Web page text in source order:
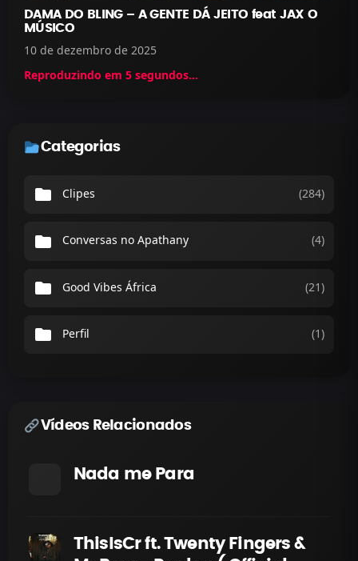
DAMA DO BLING – A GENTE DÁ JEITO feat JAX O
MÚSICO
10 de dezembro de 2025
Reproduzindo em 5 segundos...
Categorias
folder Clipes (284)
folder Conversas no Apathany (4)
folder Good Vibes África (21)
folder Perfil (1)
Vídeos Relacionados
Nada me Para
ThisIsCr ft. Twenty Fingers &